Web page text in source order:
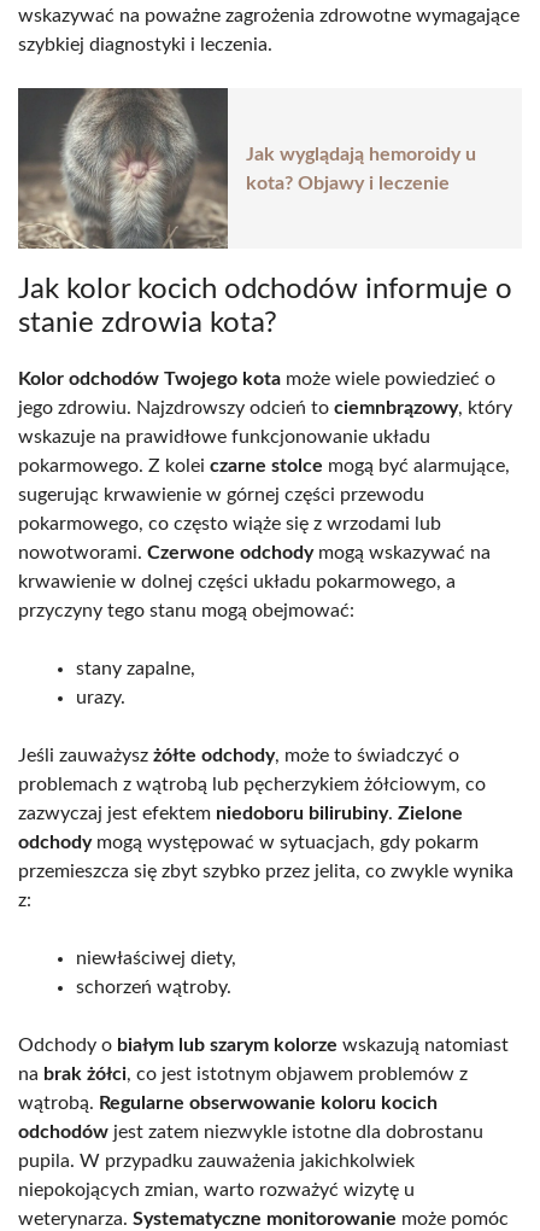
wskazywać na poważne zagrożenia zdrowotne wymagające
szybkiej diagnostyki i leczenia.
Jak wyglądają hemoroidy u
kota? Objawy i leczenie
Jak kolor kocich odchodów informuje o
stanie zdrowia kota?
Kolor odchodów Twojego kota może wiele powiedzieć o
jego zdrowiu. Najzdrowszy odcień to ciemnbrązowy, który
wskazuje na prawidłowe funkcjonowanie układu
pokarmowego. Z kolei czarne stolce mogą być alarmujące,
sugerując krwawienie w górnej części przewodu
pokarmowego, co często wiąże się z wrzodami lub
nowotworami. Czerwone odchodymogą wskazywać na
krwawienie w dolnej części układu pokarmowego, a
przyczyny tego stanu mogą obejmować:
stany zapalne,
urazy.
Jeśli zauważysz żółte odchody, może to świadczyć o
problemach z wątrobą lub pęcherzykiem żółciowym, co
zazwyczaj jest efektem niedoboru bilirubiny. Zielone
odchodymogą występować w sytuacjach, gdy pokarm
przemieszcza się zbyt szybko przez jelita, co zwykle wynika
z:
niewłaściwej diety,
schorzeń wątroby.
Odchody o białym lub szarym kolorze wskazują natomiast
na brak żółci, co jest istotnym objawem problemów z
wątrobą. Regularne obserwowanie koloru kocich
odchodów jest zatem niezwykle istotne dla dobrostanu
pupila. W przypadku zauważenia jakichkolwiek
niepokojących zmian, warto rozważyć wizytę u
weterynarza. Systematyczne monitorowanie może pomóc